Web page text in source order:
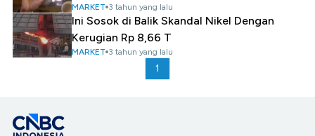
MARKET 3 tahun yang lalu
Ini Sosok di Balik Skandal Nikel Dengan
Kerugian Rp 8,66 T
MARKET 3 tahun yang lalu
1